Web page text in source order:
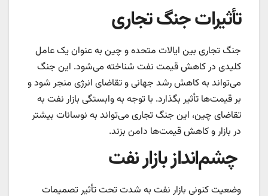
تأثیرات جنگ تجاری
جنگ تجاری بین ایالات متحده و چین به عنوان یک عامل
کلیدی در کاهش قیمت نفت شناخته می‌شود. این جنگ
می‌تواند به کاهش رشد جهانی و تقاضای انرژی منجر شود و
بر قیمت‌ها تأثیر بگذارد. با توجه به وابستگی بازار نفت به
تقاضای چین، این جنگ تجاری می‌تواند به نوسانات بیشتر
در بازار و کاهش قیمت‌ها دامن بزند.
چشم‌انداز بازار نفت
وضعیت کنونی بازار نفت به شدت تحت تأثیر تصمیمات